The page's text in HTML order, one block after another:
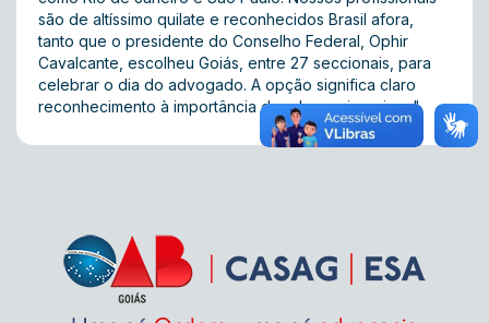
são de altíssimo quilate e reconhecidos Brasil afora,
tanto que o presidente do Conselho Federal, Ophir
Cavalcante, escolheu Goiás, entre 27 seccionais, para
celebrar o dia do advogado. A opção significa claro
reconhecimento à importância da advocacia goiana".